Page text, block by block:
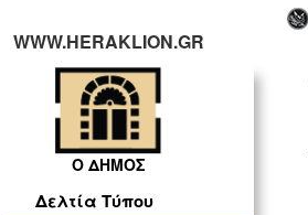
WWW.HERAKLION.GR
Ο ΔΗΜΟΣ
Δελτία Τύπου